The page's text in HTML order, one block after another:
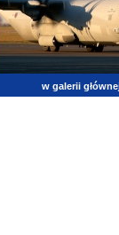
w galerii